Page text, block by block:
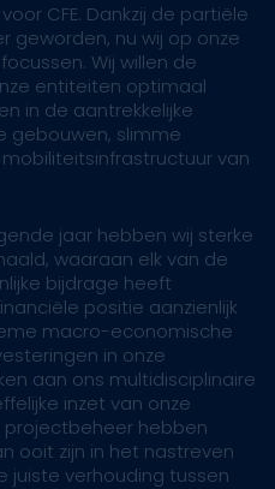
CFE. Dankzij de partiële
geworden, nu wij op onze
Wij willen de
entiteiten optimaal
in de aantrekkelijke
gebouwen, slimme
van
jaar hebben wij sterke
waaraan elk van de
bijdrage heeft
positie aanzienlijk
macro-economische
in onze
aan ons multidisciplinaire
inzet van onze
projectbeheer hebben
ooit zijn in het nastreven
juiste verhouding tussen